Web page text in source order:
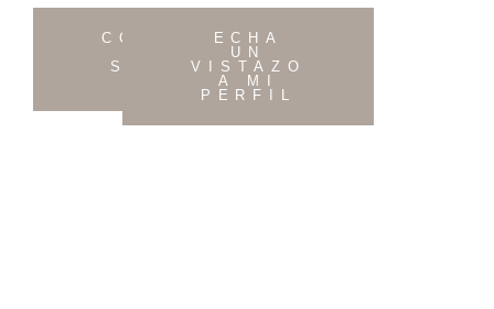
CONOCE
SOBRE
ECHA
UN
VISTAZO
A MI
PERFIL